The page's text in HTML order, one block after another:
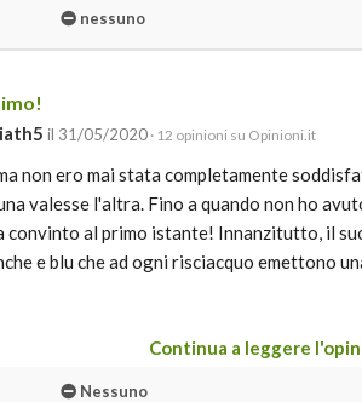
nessuno
il 31/05/2020 · 12 opinioni su Opinioni.it
non ero mai stata completamente
valesse l'altra. Fino a quando non ho
convinto al primo istante! Innanzitutto, il
e blu che ad ogni risciacquo emettono
Continua a leggere
Nessuno